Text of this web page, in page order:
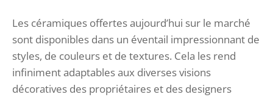
Les céramiques offertes aujourd’hui sur le marché
sont disponibles dans un éventail impressionnant de
styles, de couleurs et de textures. Cela les rend
infiniment adaptables aux diverses visions
décoratives des propriétaires et des designers